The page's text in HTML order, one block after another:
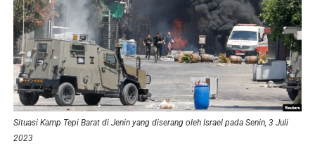
Situasi Kamp Tepi Barat di Jenin yang diserang oleh Israel pada Senin, 3 Juli
2023